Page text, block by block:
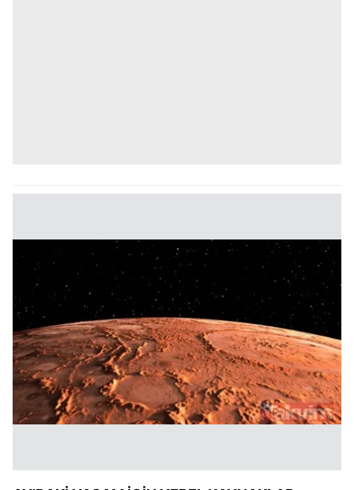
için Ayarlar butonuna tıklayabilir,
Çerez Bilgilendirme
Metnimizi
ziyaret edebilirsiniz.
6698 sayılı Kişisel Verilerin Korunması Kanunu uyarınca
hazırlanmış Aydınlatma Metnimizi okumak ve sitemizde
ilgili mevzuata uygun olarak kullanılan çerezlerle ilgili bilgi
almak için lütfentıklayınız.